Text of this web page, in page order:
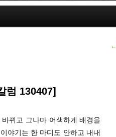
←
럼 130407]
뀌고 그나마 어색하게 배경을
야기는 한 마디도 안하고 내내